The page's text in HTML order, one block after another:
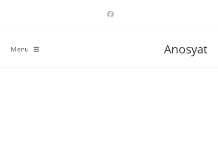
Anosyat
Menu